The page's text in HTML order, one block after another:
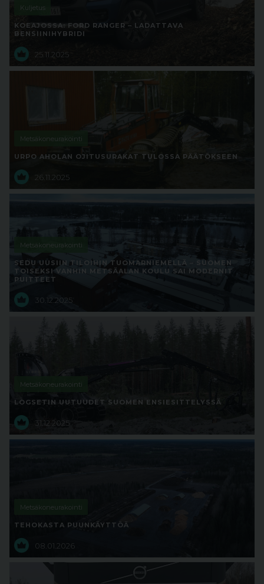
Kuljetus
KOEAJOSSA: FORD RANGER – LADATTAVA
BENSIINIHYBRIDI
25.11.2025
Metsäkoneurakointi
URPO AHOLAN OJITUSURAKAT TULOSSA PÄÄTÖKSEEN
26.11.2025
Metsäkoneurakointi
SEDU UUSIIN TILOIHIN TUOMARNIEMELLÄ – SUOMEN
TOISEKSI VANHIN METSÄALAN KOULU SAI MODERNIT
PUITTEET
30.12.2025
Metsäkoneurakointi
LOGSETIN UUTUUDET SUOMEN ENSIESITTELYSSÄ
31.12.2025
Metsäkoneurakointi
TEHOKASTA PUUNKÄYTTÖÄ
08.01.2026